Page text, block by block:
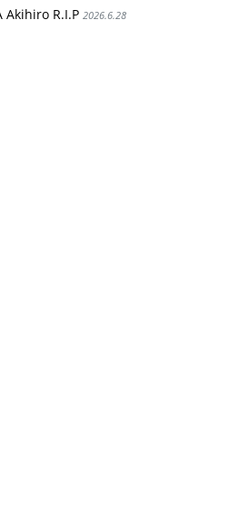
Akihiro R.I.P 2026.6.28